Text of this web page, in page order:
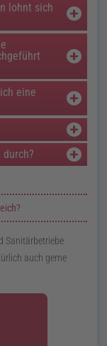
lohnt sich
eine
Sanitärbetriebe
auch gerne